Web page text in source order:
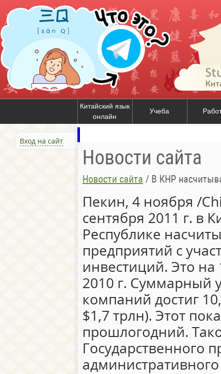
Китайский язык
онлайн
Учеба
Вход на сайт
Новости сайта
Новости сайта / В КНР
Пекин, 4 ноября /
сентября 2011 г. в
Республике
предприятий с
инвестиций. Это
2010 г. Суммарный
компаний достиг
$1,7 трлн). Этот
прошлогодний.
Государственного